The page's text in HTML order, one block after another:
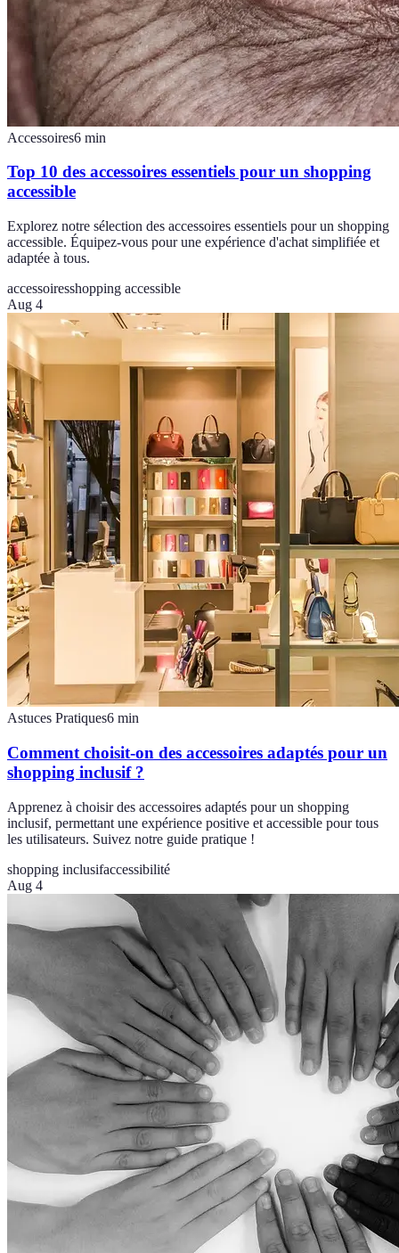
Accessoires6 min
Top 10 des accessoires essentiels pour un shopping
accessible
Explorez notre sélection des accessoires essentiels pour un shopping
accessible. Équipez-vous pour une expérience d'achat simplifiée et
adaptée à tous.
accessoiresshopping accessible
Aug 4
Astuces Pratiques6 min
Comment choisit-on des accessoires adaptés pour un
shopping inclusif ?
Apprenez à choisir des accessoires adaptés pour un shopping
inclusif, permettant une expérience positive et accessible pour tous
les utilisateurs. Suivez notre guide pratique !
shopping inclusifaccessibilité
Aug 4